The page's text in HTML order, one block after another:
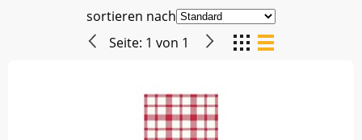
sortieren nach
Seite: 1 von 1